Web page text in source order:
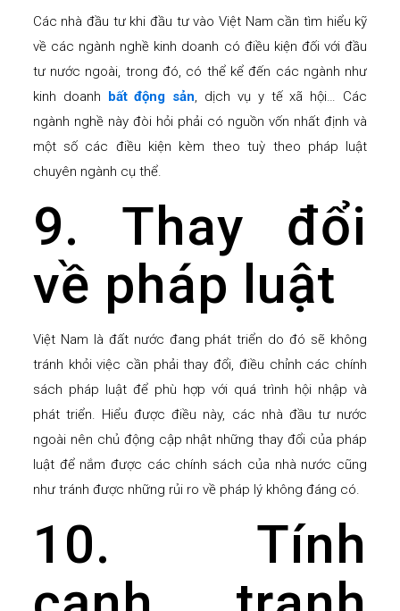
Các nhà đầu tư khi đầu tư vào Việt Nam cần tìm hiểu kỹ
về các ngành nghề kinh doanh có điều kiện đối với đầu
tư nước ngoài, trong đó, có thể kể đến các ngành như
kinh doanh bất động sản, dịch vụ y tế xã hội… Các
ngành nghề này đòi hỏi phải có nguồn vốn nhất định và
một số các điều kiện kèm theo tuỳ theo pháp luật
chuyên ngành cụ thể.
9. Thay đổi
về pháp luật
Việt Nam là đất nước đang phát triển do đó sẽ không
tránh khỏi việc cần phải thay đổi, điều chỉnh các chính
sách pháp luật để phù hợp với quá trình hội nhập và
phát triển. Hiểu được điều này, các nhà đầu tư nước
ngoài nên chủ động cập nhật những thay đổi của pháp
luật để nắm được các chính sách của nhà nước cũng
như tránh được những rủi ro về pháp lý không đáng có.
10. Tính